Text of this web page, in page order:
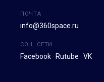
ПОЧТА
info@360space.ru
СОЦ. СЕТИ
Facebook · Rutube · VK